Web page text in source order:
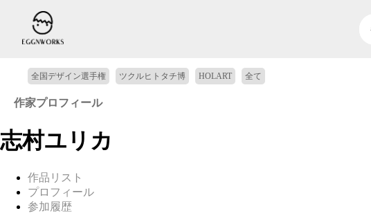
全国デザイン選手権 ツクルヒトタチ博 HOLART 全て
作家プロフィール
志村ユリカ
作品リスト
プロフィール
参加履歴